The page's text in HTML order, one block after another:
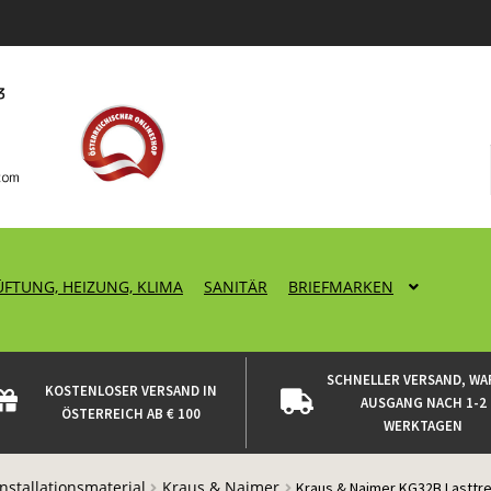
HEIZUNG, KLIMA SANITÄR BRIEFMARKEN
KOSTENLOSER VERSAND IN
ÖSTERREICH AB € 100
SCHNELLER VERSAND,
AUSGANG NACH 1-2
WERKTAGEN